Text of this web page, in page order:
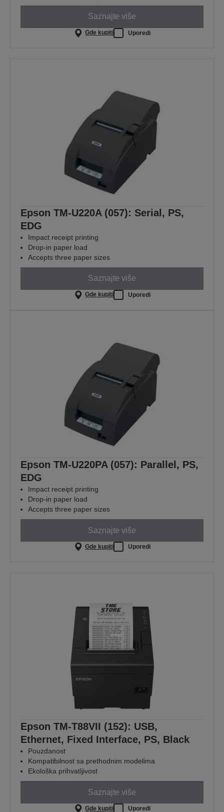
Saznajte više
Gde kupiti Uporedi
Epson TM-U220A (057): Serial, PS,
EDG
Impact receipt printing
Drop-in paper load
Accepts three paper sizes
Saznajte više
Gde kupiti Uporedi
Epson TM-U220PA (057): Parallel, PS,
EDG
Impact receipt printing
Drop-in paper load
Accepts three paper sizes
Saznajte više
Gde kupiti Uporedi
Epson TM-T88VII (152): USB,
Ethernet, Fixed Interface, PS, Black
Pouzdanost
Kompatibilnost sa prethodnim modelima
Ekološka prihvatljivost
Saznajte više
Gde kupiti Uporedi